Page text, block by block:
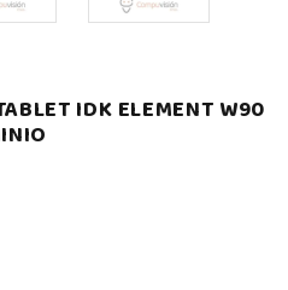
IDK ELEMENT W90